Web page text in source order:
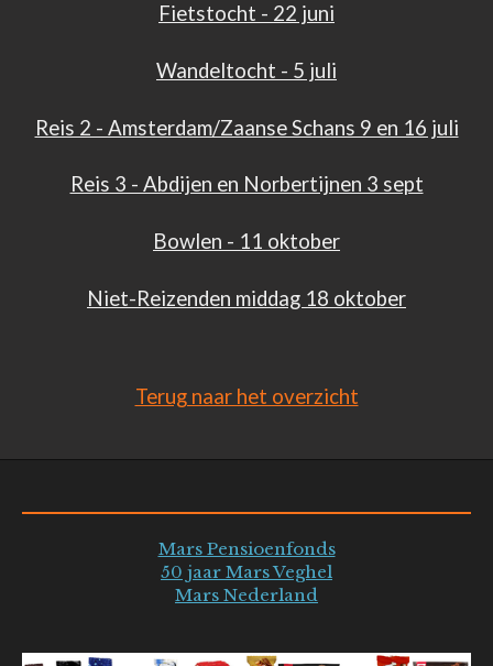
Fietstocht - 22 juni
Wandeltocht - 5 juli
Reis 2 - Amsterdam/Zaanse Schans 9 en 16 juli
Reis 3 - Abdijen en Norbertijnen 3 sept
Bowlen - 11 oktober
Niet-Reizenden middag 18 oktober
Terug naar het overzicht
Mars Pensioenfonds
50 jaar Mars Veghel
Mars Nederland